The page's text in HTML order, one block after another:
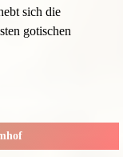
sich die
gotischen